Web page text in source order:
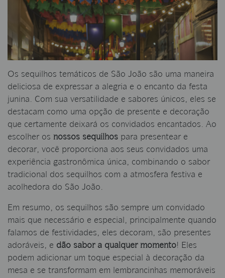
Os sequilhos temáticos de São João são uma maneira
deliciosa de expressar a alegria e o encanto da festa
junina. Com sua versatilidade e sabores únicos, eles se
destacam como uma opção de presente e decoração
que certamente deixará os convidados encantados. Ao
escolher os nossos sequilhos para presentear e
decorar, você proporciona aos seus convidados uma
experiência gastronômica única, combinando o sabor
tradicional dos sequilhos com a atmosfera festiva e
acolhedora do São João.
Em resumo, os sequilhos são sempre um convidado
mais que necessário e especial, principalmente quando
falamos de festividades, eles decoram, são presentes
adoráveis, e dão sabor a qualquer momento! Eles
podem adicionar um toque especial à decoração da
mesa e se transformam em lembrancinhas memoráveis